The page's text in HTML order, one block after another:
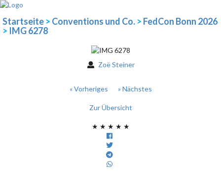
Startseite > Conventions und Co. > FedCon Bonn 2026
> IMG 6278
Zoë Steiner
« Vorheriges » Nächstes
Zur Übersicht
★ ★ ★ ★ ★